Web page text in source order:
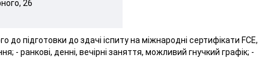
26
до підготовки до здачі іспиту на міжнародні сертифікати FCE,
- ранкові, денні, вечірні заняття, можливий гнучкий графік; -